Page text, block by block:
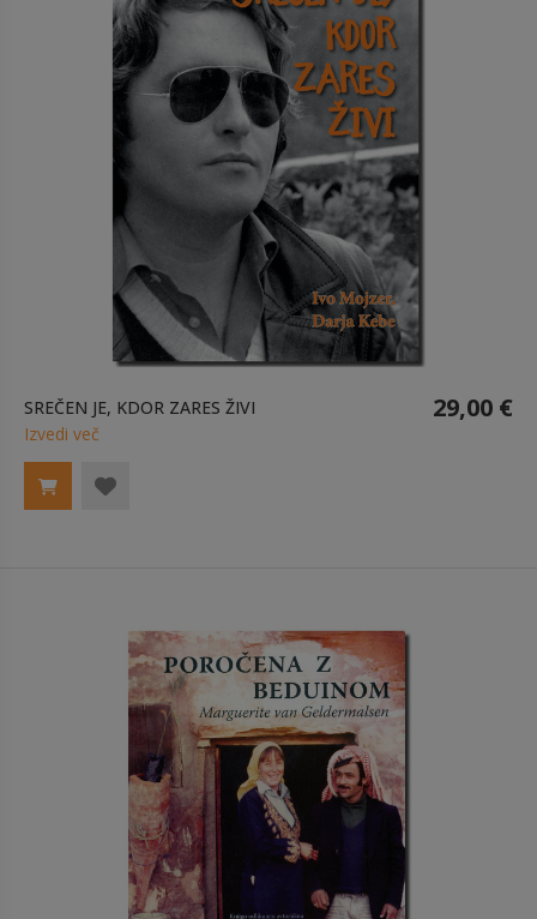
SREČEN JE, KDOR ZARES ŽIVI 29,00 €
Izvedi več